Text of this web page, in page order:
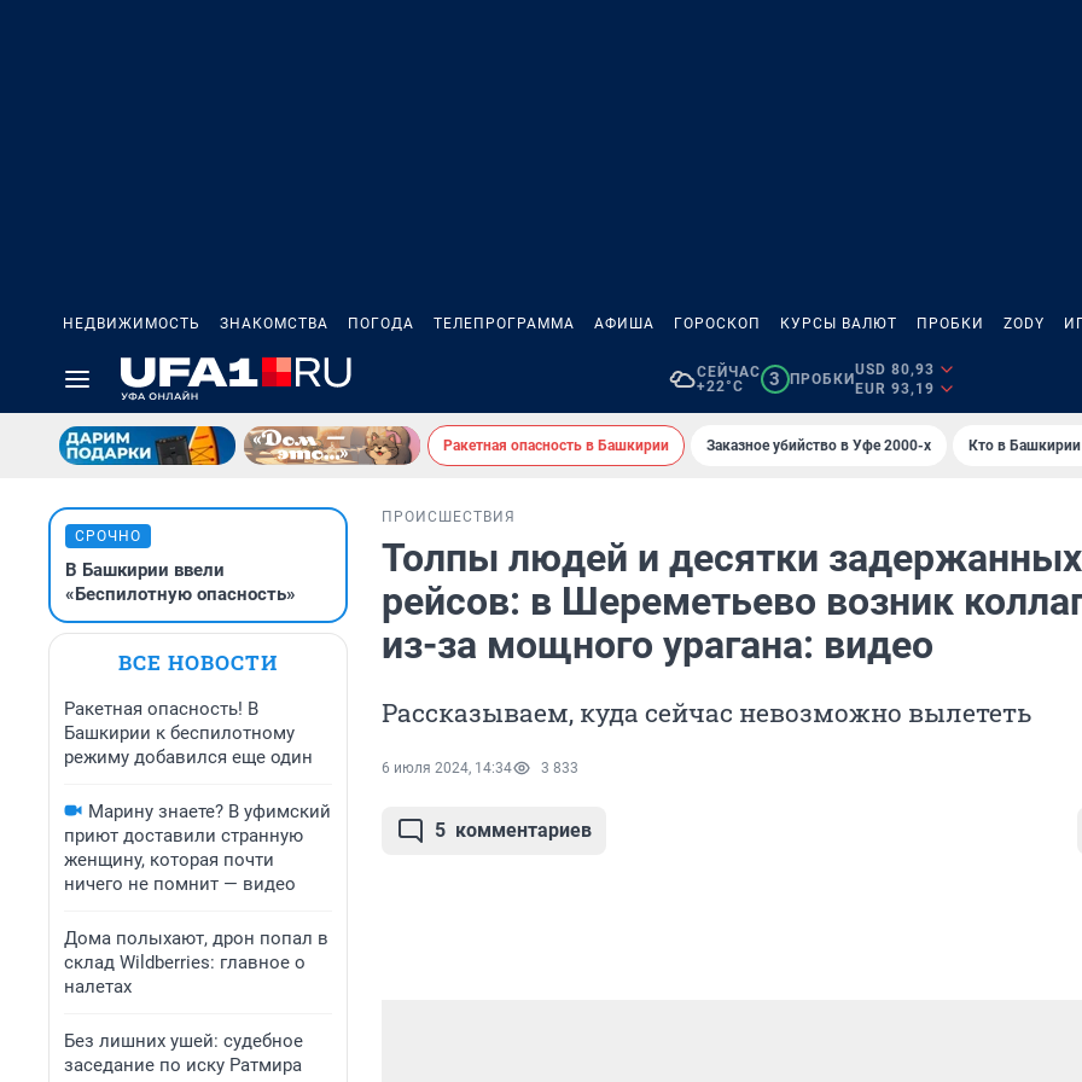
НЕДВИЖИМОСТЬ ЗНАКОМСТВА ПОГОДА ТЕЛЕПРОГРАММА АФИША ГОРОСКОП КУРСЫ ВАЛЮТ ПРОБКИ ZODY
СЕЙЧАС
+22°C
3 ПРОБКИ
USD 80,93
EUR 93,19
Ракетная опасность в Башкирии Заказное убийство в Уфе 2000-х Кто в Башкирии
СРОЧНО
В Башкирии ввели
«Беспилотную опасность»
ВСЕ НОВОСТИ
Ракетная опасность! В
Башкирии к беспилотному
режиму добавился еще один
Марину знаете? В уфимский
приют доставили странную
женщину, которая почти
ничего не помнит — видео
Дома полыхают, дрон попал в
склад Wildberries: главное о
налетах
Без лишних ушей: судебное
заседание по иску Ратмира
ПРОИСШЕСТВИЯ
Толпы людей и десятки задержанных
рейсов: в Шереметьево возник
из-за мощного урагана: видео
Рассказываем, куда сейчас невозможно вылететь
6 июля 2024, 14:34 3 833
5 комментариев